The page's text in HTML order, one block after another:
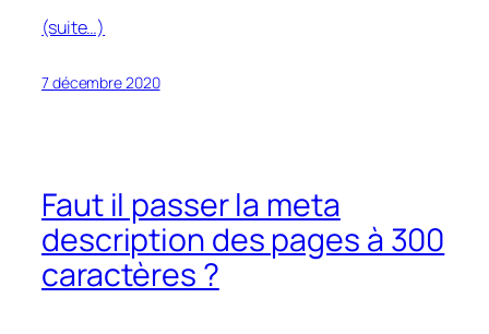
(suite…)
7 décembre 2020
Faut il passer la meta
description des pages à 300
caractères ?